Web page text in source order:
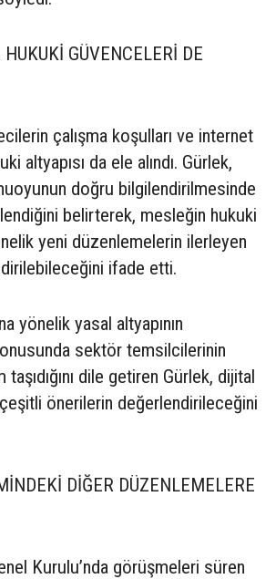
GÜVENCELERİ DE
çalışma koşulları ve internet
altyapısı da ele alındı. Gürlek,
doğru bilgilendirilmesinde
belirterek, mesleğin hukuki
yeni düzenlemelerin ilerleyen
ifade etti.
yönelik yasal altyapının
sektör temsilcilerinin
dile getiren Gürlek, dijital
çeşitli önerilerin değerlendirileceğini
DİĞER DÜZENLEMELERE
Kurulu’nda görüşmeleri süren